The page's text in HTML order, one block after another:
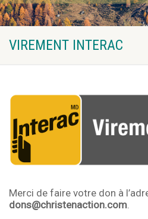
VIREMENT INTERAC
Merci de faire votre don à
dons@christenaction.com.